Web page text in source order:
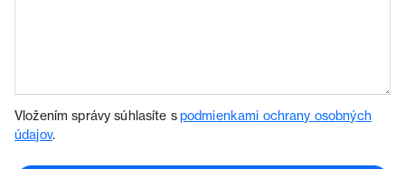
Vložením správy súhlasíte spodmienkami ochrany osobných
údajov.